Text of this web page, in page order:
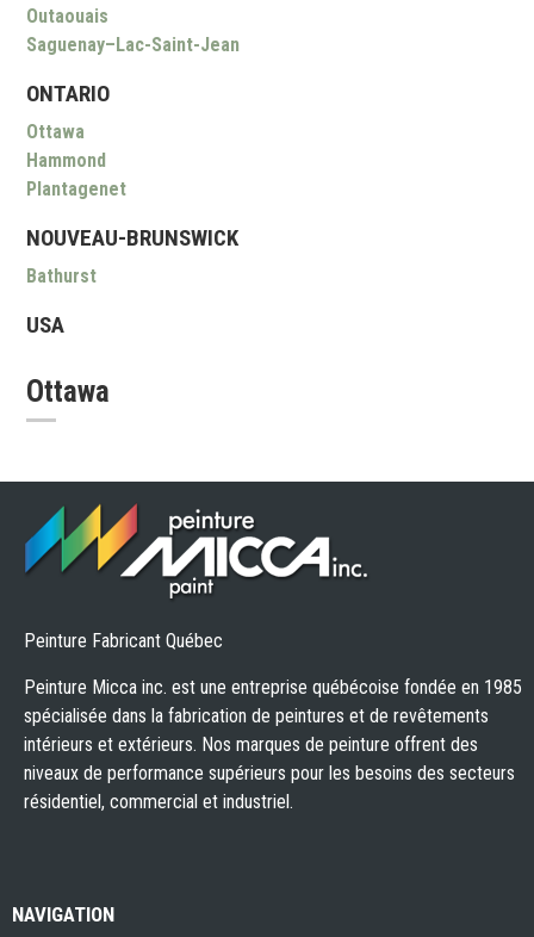
Outaouais
Saguenay–Lac-Saint-Jean
ONTARIO
Ottawa
Hammond
Plantagenet
NOUVEAU-BRUNSWICK
Bathurst
USA
Ottawa
Peinture Fabricant Québec
Peinture Micca inc. est une entreprise québécoise fondée en 1985
spécialisée dans la fabrication de peintures et de revêtements
intérieurs et extérieurs. Nos marques de peinture offrent des
niveaux de performance supérieurs pour les besoins des secteurs
résidentiel, commercial et industriel.
NAVIGATION